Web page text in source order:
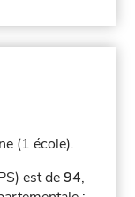
(1 école).
est de94,